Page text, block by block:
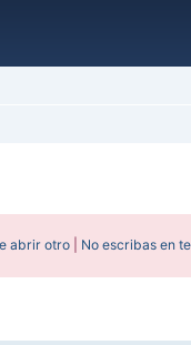
abrir otro
No escribas en